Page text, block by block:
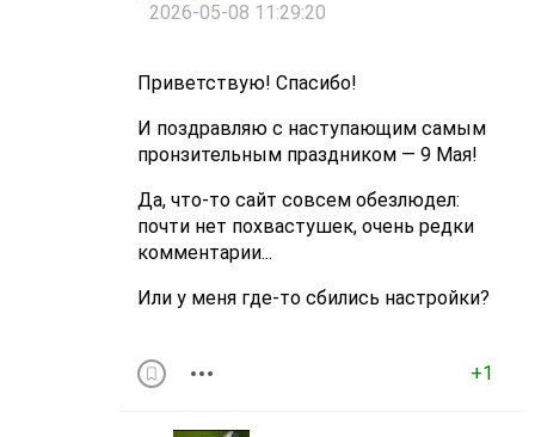
2026-05-08 11:29:20
+1
Приветствую! Спасибо!
И поздравляю с наступающим самым
пронзительным праздником — 9 Мая!
Да, что-то сайт совсем обезлюдел:
почти нет похвастушек, очень редки
комментарии...
Или у меня где-то сбились настройки?